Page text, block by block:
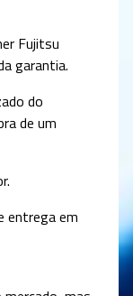
Fujitsu
garantia.
do
de um
entrega em